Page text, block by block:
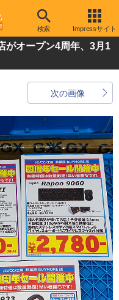
検索 Impressサイト
がオープン4周年、3月1
次の画像